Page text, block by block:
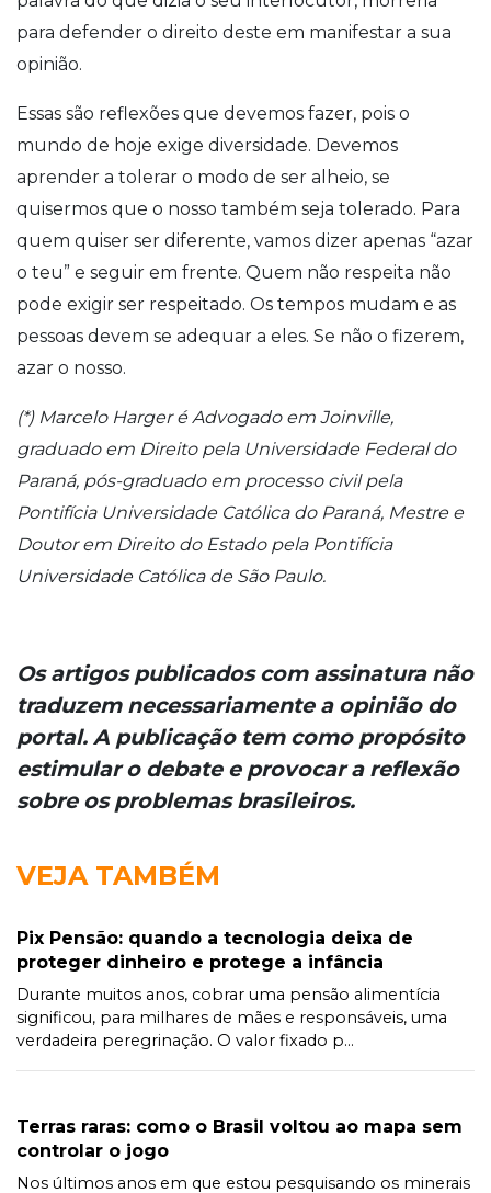
para defender o direito deste em manifestar a sua
opinião.
Essas são reflexões que devemos fazer, pois o
mundo de hoje exige diversidade. Devemos
aprender a tolerar o modo de ser alheio, se
quisermos que o nosso também seja tolerado. Para
quem quiser ser diferente, vamos dizer apenas “azar
o teu” e seguir em frente. Quem não respeita não
pode exigir ser respeitado. Os tempos mudam e as
pessoas devem se adequar a eles. Se não o fizerem,
azar o nosso.
(*) Marcelo Harger é Advogado em Joinville,
graduado em Direito pela Universidade Federal do
Paraná, pós-graduado em processo civil pela
Pontifícia Universidade Católica do Paraná, Mestre e
Doutor em Direito do Estado pela Pontifícia
Universidade Católica de São Paulo.
Os artigos publicados com assinatura não
traduzem necessariamente a opinião do
portal. A publicação tem como propósito
estimular o debate e provocar a reflexão
sobre os problemas brasileiros.
VEJA TAMBÉM
Pix Pensão: quando a tecnologia deixa de
proteger dinheiro e protege a infância
Durante muitos anos, cobrar uma pensão alimentícia
significou, para milhares de mães e responsáveis, uma
verdadeira peregrinação. O valor fixado p...
Terras raras: como o Brasil voltou ao mapa sem
controlar o jogo
Nos últimos anos em que estou pesquisando os minerais